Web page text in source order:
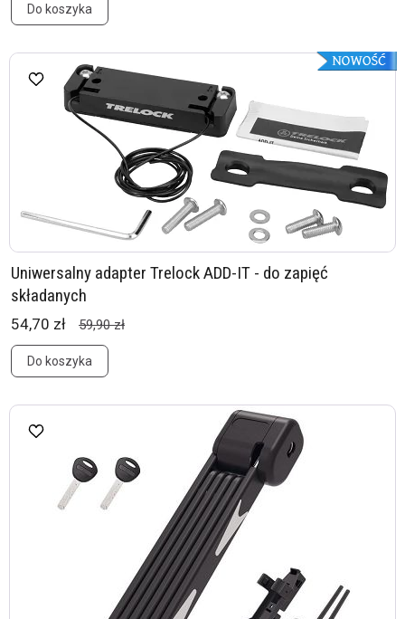
Do koszyka
Uniwersalny adapter Trelock ADD-IT - do zapięć
składanych
54,70 zł 59,90 zł
Do koszyka